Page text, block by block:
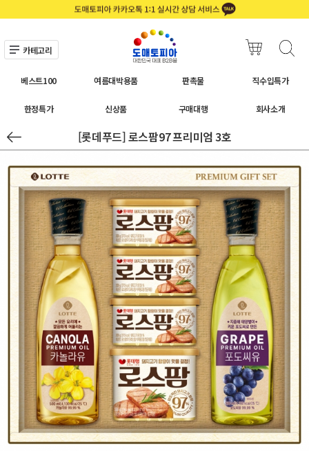
카테고리
베스트100 여름대박용품 판촉물 직수입특가
한정특가 신상품 구매대행 회사소개
[롯데푸드] 로스팜97 프리미엄 3호